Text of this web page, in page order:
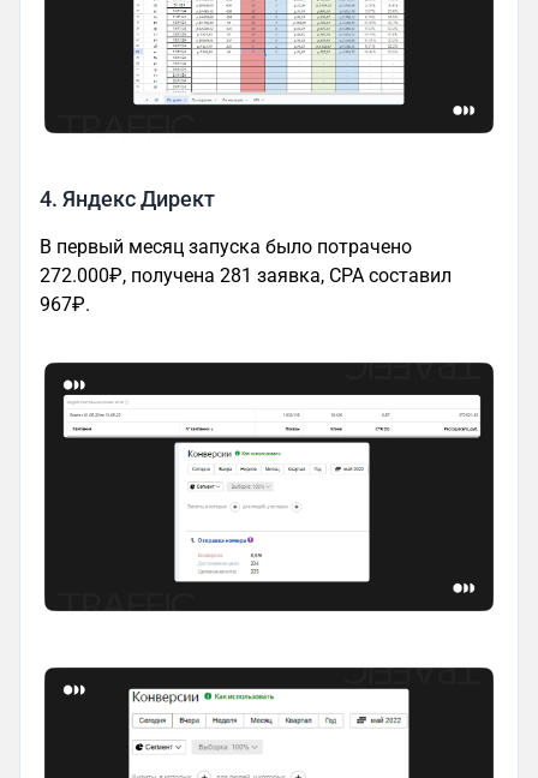
4. Яндекс Директ
В первый месяц запуска было потрачено
272.000₽, получена 281 заявка, CPA составил
967₽.